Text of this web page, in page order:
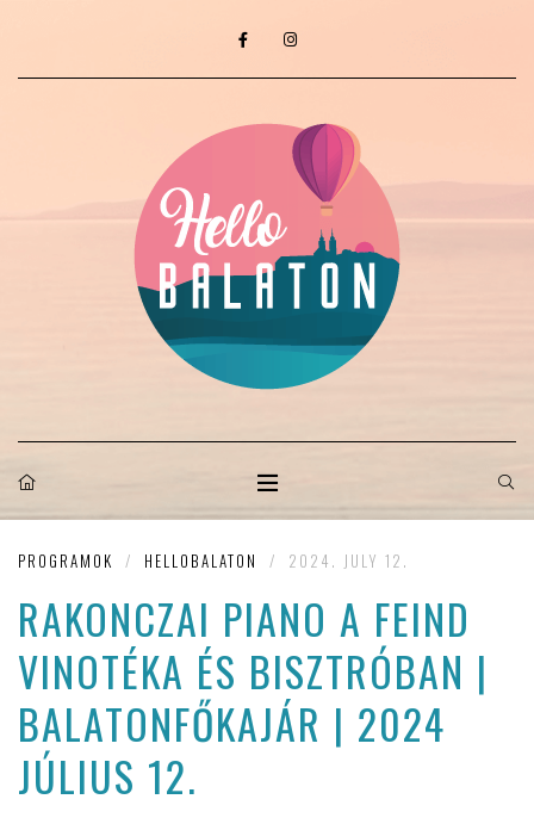
PROGRAMOK / HELLOBALATON / 2024. JULY 12.
RAKONCZAI PIANO A FEIND
VINOTÉKA ÉS BISZTRÓBAN |
BALATONFŐKAJÁR | 2024
JÚLIUS 12.